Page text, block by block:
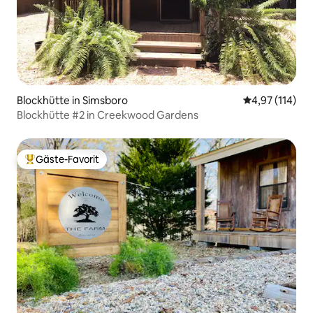
Blockhütte in Simsboro
4,97 (114)
Blockhütte #2 in Creekwood Gardens
Beliebter Gäste-Favorit.
Gäste-Favorit